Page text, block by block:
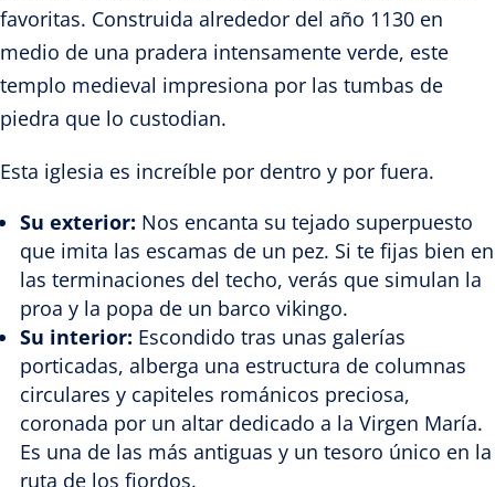
favoritas. Construida alrededor del año 1130 en
medio de una pradera intensamente verde, este
templo medieval impresiona por las tumbas de
piedra que lo custodian.
Esta iglesia es increíble por dentro y por fuera.
Su exterior: Nos encanta su tejado superpuesto
que imita las escamas de un pez. Si te fijas bien en
las terminaciones del techo, verás que simulan la
proa y la popa de un barco vikingo.
Su interior: Escondido tras unas galerías
porticadas, alberga una estructura de columnas
circulares y capiteles románicos preciosa,
coronada por un altar dedicado a la Virgen María.
Es una de las más antiguas y un tesoro único en la
ruta de los fiordos.